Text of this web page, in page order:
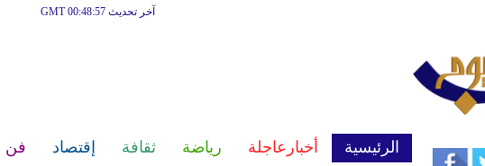
آخر تحديث GMT 00:48:57
الرئيسية أخبارعاجلة رياضة ثقافة إقتصاد فن